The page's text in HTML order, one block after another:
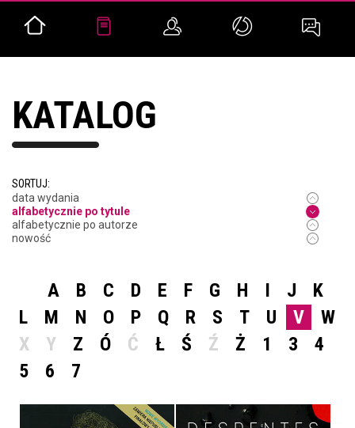
KATALOG
SORTUJ:
data wydania
alfabetycznie po tytule
alfabetycznie po autorze
nowość
A B C D E F G H I J
K
L
M N O P Q R S T U V
W
X
Y Z Ó Ć Ł Ś Ź Ż 1 3
4
5
6 7